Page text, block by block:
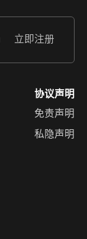
立即注册
协议声明
免责声明
私隐声明